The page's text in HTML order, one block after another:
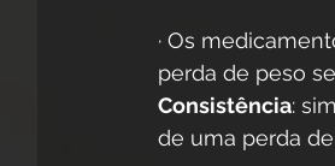
· Os
perda de peso
Consistência:
de uma perda